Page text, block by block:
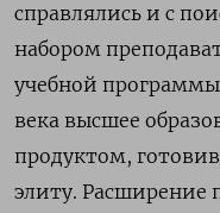
справлялись и с
набором
учебной
века высшее
продуктом,
элиту. Расширение